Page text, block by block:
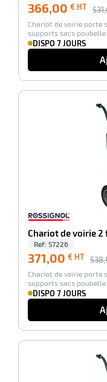
366,00 € HT
Chariot de voirie porte
supports sacs poubelle
DISPO 7 JOURS
Chariot de voirie 2
Ref: 57226
371,00 € HT
Chariot de voirie porte
supports sacs poubelle
DISPO 7 JOURS